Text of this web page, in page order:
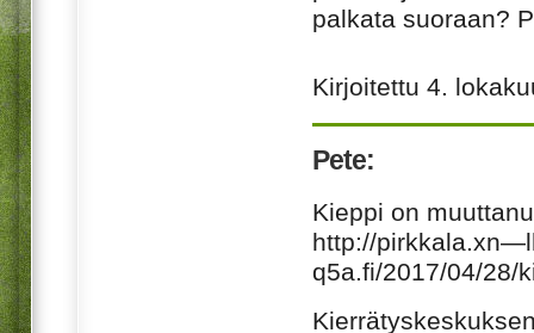
palkata suoraan?
Kirjoitettu 4.
Pete:
Kieppi on
http://
q5a.fi/2017/04/28/